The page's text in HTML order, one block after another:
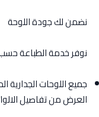
نضمن لك جودة اللوحة
نوفر خدمة الطباعة
جميع اللوحات
العرض من تفاصيل